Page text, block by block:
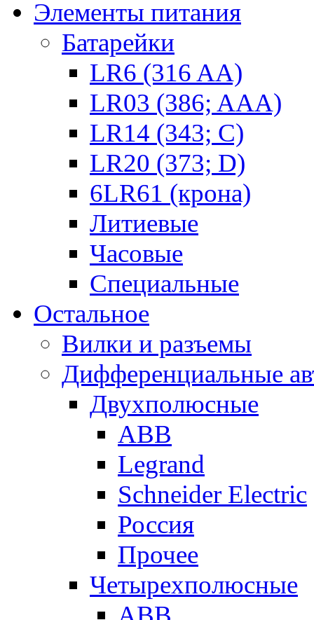
Элементы питания
Батарейки
LR6 (316 AA)
LR03 (386; AAA)
LR14 (343; C)
LR20 (373; D)
6LR61 (крона)
Литиевые
Часовые
Специальные
Остальное
Вилки и разъемы
Дифференциальные
Двухполюсные
ABB
Legrand
Schneider Electric
Россия
Прочее
Четырехполюсные